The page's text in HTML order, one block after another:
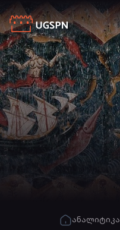
ანალიტიკა